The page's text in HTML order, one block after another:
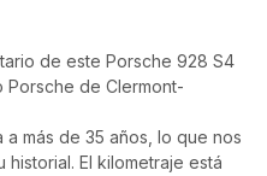
de este Porsche 928 S4
Porsche de Clermont-
más de 35 años, lo que nos
El kilometraje está